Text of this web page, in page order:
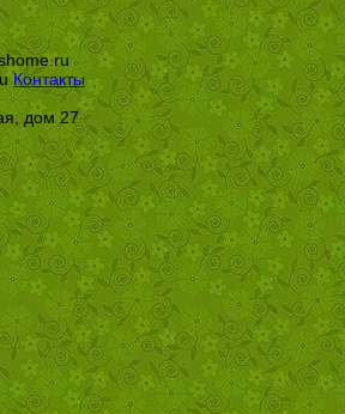
Контакты
дом 27